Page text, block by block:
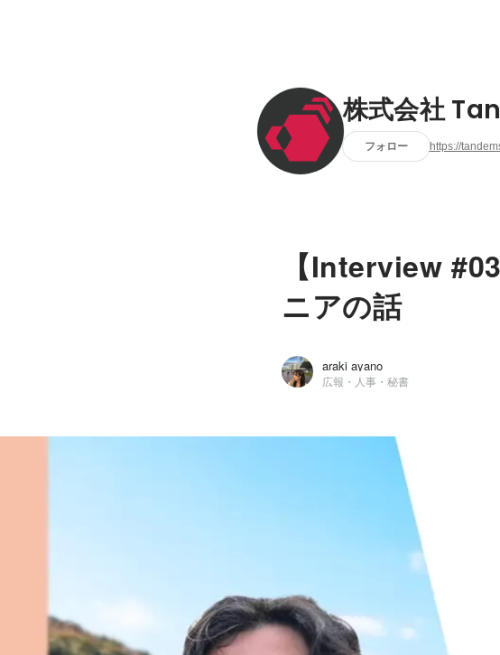
株式会社
フォロー https://
【Interview
ニアの話
araki ayano
広報・人事・秘書